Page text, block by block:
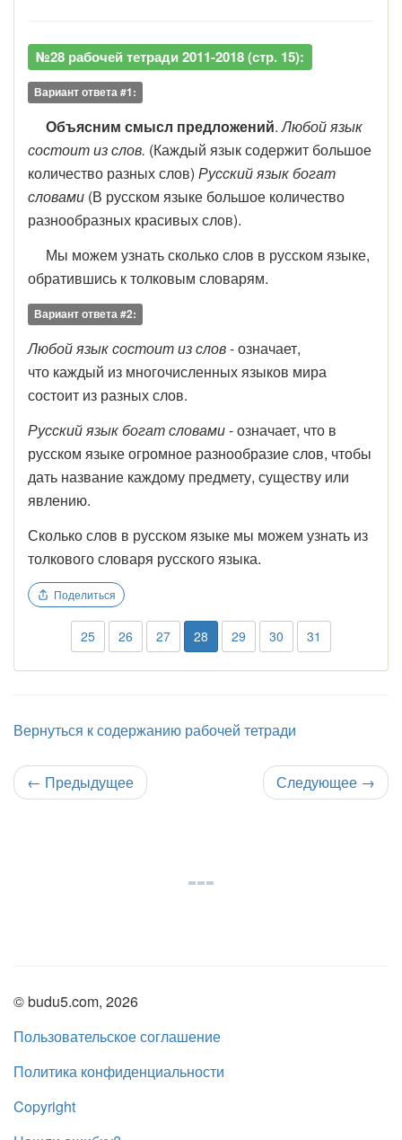
№28 рабочей тетради 2011-2018 (стр. 15):
Вариант ответа #1:
Объясним смысл предложений.Любой язык
состоит из слов. (Каждый язык содержит большое
количество разных слов) Русский язык богат
словами (В русском языке большое количество
разнообразных красивых слов).
Мы можем узнать сколько слов в русском языке,
обратившись к толковым словарям.
Вариант ответа #2:
Любой язык состоит из слов- означает,
что каждый из многочисленных языков мира
состоит из разных слов.
Русский язык богат словами- означает, что в
русском языке огромное разнообразие слов, чтобы
дать название каждому предмету, существу или
явлению.
Сколько слов в русском языке мы можем узнать из
толкового словаря русского языка.
Поделиться
25 26 27 28 29 30 31
Вернуться к содержанию рабочей тетради
← Предыдущее Следующее →
© budu5.com, 2026
Пользовательское соглашение
Политика конфиденциальности
Copyright